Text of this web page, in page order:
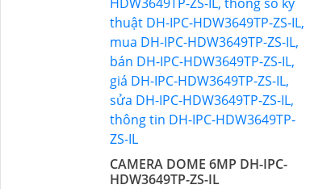
CAMERA DOME 6MP DH-IPC-
HDW3649TP-ZS-IL